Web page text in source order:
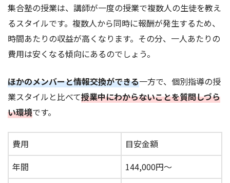
集合塾の授業は、講師が一度の授業で複数人の生徒を教え
るスタイルです。複数人から同時に報酬が発生するため、
時間あたりの収益が高くなります。その分、一人あたりの
費用は安くなる傾向にあるのでしょう。
ほかのメンバーと情報交換ができる一方で、個別指導の授
業スタイルと比べて授業中にわからないことを質問しづら
い環境です。
費用
目安金額
年間
144,000円～